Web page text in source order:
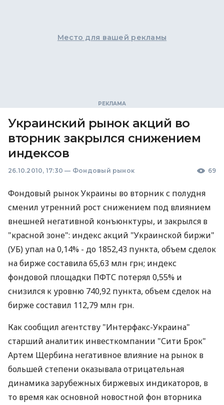
Место для вашей рекламы
Украинский рынок акций во
вторник закрылся снижением
индексов
26.10.2010, 17:30 — Фондовый рынок 69
Фондовый рынок Украины во вторник с полудня
сменил утренний рост снижением под влиянием
внешней негативной конъюнктуры, и закрылся в
"красной зоне": индекс акций "Украинской биржи"
(УБ) упал на 0,14% - до 1852,43 пункта, объем сделок
на бирже составила 65,63 млн грн; индекс
фондовой площадки ПФТС потерял 0,55% и
снизился к уровню 740,92 пункта, объем сделок на
бирже составил 112,79 млн грн.
Как сообщил агентству "Интерфакс-Украина"
старший аналитик инвесткомпании "Сити Брок"
Артем Щербина негативное влияние на рынок в
большей степени оказывала отрицательная
динамика зарубежных биржевых индикаторов, в
то время как основной новостной фон вторника